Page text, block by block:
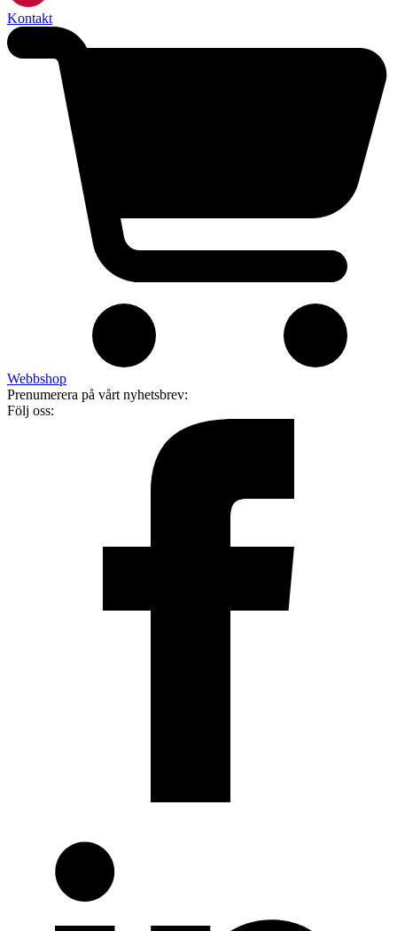
Kontakt
Webbshop
Prenumerera på vårt nyhetsbrev:
Följ oss: